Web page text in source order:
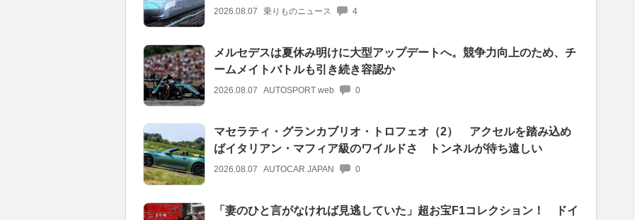
2026.08.07 乗りものニュース 4
メルセデスは夏休み明けに大型アップデートへ。競争力向上のため、チ
ームメイトバトルも引き続き容認か
2026.08.07 AUTOSPORT web 0
マセラティ・グランカブリオ・トロフェオ（2） アクセルを踏み込め
ばイタリアン・マフィア級のワイルドさ トンネルが待ち遠しい
2026.08.07 AUTOCAR JAPAN 0
「妻のひと言がなければ見逃していた」超お宝F1コレクション！ ドイ